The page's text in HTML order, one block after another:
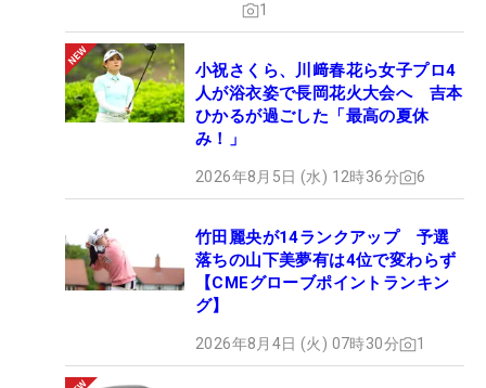
1
小祝さくら、川﨑春花ら女子プロ4
人が浴衣姿で長岡花火大会へ 吉本
ひかるが過ごした「最高の夏休
み！」
2026年8月5日 (水) 12時36分 6
竹田麗央が14ランクアップ 予選
落ちの山下美夢有は4位で変わらず
【CMEグローブポイントランキン
グ】
2026年8月4日 (火) 07時30分 1